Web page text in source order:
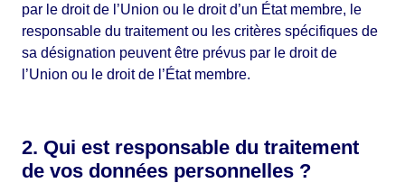
par le droit de l’Union ou le droit d’un État membre, le
responsable du traitement ou les critères spécifiques de
sa désignation peuvent être prévus par le droit de
l’Union ou le droit de l’État membre.
2. Qui est responsable du traitement
de vos données personnelles ?